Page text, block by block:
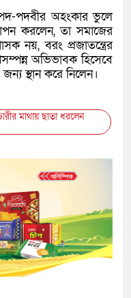
পদবীর অহংকার ভুলে
করলেন, তা সমাজের
নয়, বরং প্রজাতন্ত্রের
অভিভাবক হিসেবে
স্থান করে নিলেন।
মাথায় ছাতা ধরলেন